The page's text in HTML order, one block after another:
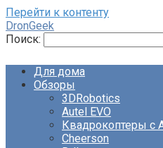
Перейти к контенту
DronGeek
Поиск:
Для дома
Обзоры
3DRobotics
Autel EVO
Квадрокоптеры с
Cheerson